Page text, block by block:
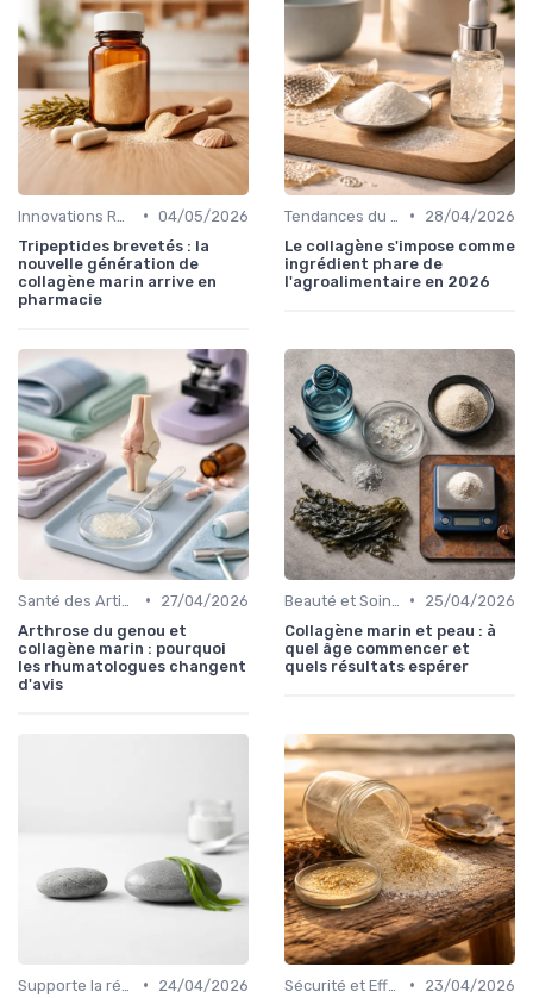
• 04/05/2026
Tripeptides brevetés : la
nouvelle génération de
collagène marin arrive en
pharmacie
•
28/04/2026
Le collagène s'impose comme
ingrédient phare de
l'agroalimentaire en 2026
•
27/04/2026
Arthrose du genou et
collagène marin : pourquoi
les rhumatologues changent
d'avis
•
25/04/2026
Collagène marin et peau : à
quel âge commencer et
quels résultats espérer
•
24/04/2026
•
23/04/2026